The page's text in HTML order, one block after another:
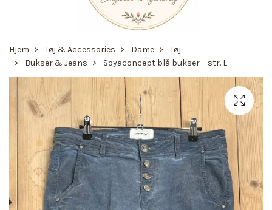
Hjem Tøj & Accessories Dame
Tøj
Bukser & Jeans
Soyaconcept blå bukser – str. L